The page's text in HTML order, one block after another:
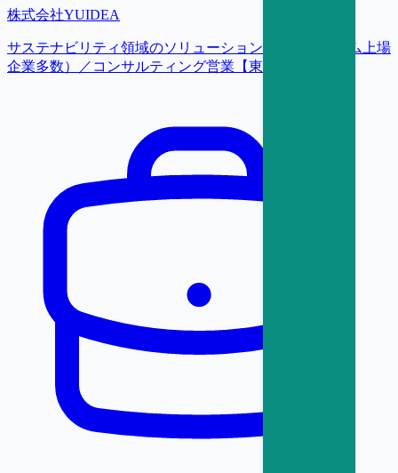
株式会社YUIDEA
サステナビリティ領域のソリューション提案（プライム上場
企業多数）／コンサルティング営業【東京】